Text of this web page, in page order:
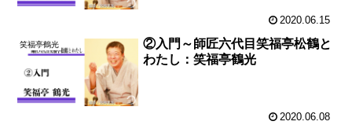
2020.06.15
笑福亭鶴光
②入門～師匠六代目笑福亭松鶴と
わたし：笑福亭鶴光
2020.06.08